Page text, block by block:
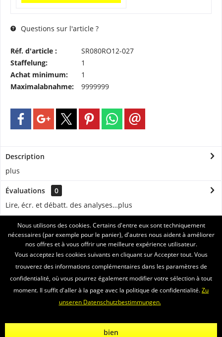
Questions sur l'article ?
Réf. d'article :
SR080RO12-027
Staffelung:
1
Achat minimum:
1
Maximalabnahme:
9999999
Description
plus
Évaluations
0
Lire, écr. et débatt. des analyses…plus
ASSISTANCE
SERVICE
INFORMATIONS
Newsletter Propos nous Vidéos Contact Widerrufsrecht
Nous utilisons des cookies. Certains d'entre eux sont techniquement
nécessaires (par exemple pour le panier), d'autres nous aident à améliorer
nos offres et à vous offrir une meilleure expérience utilisateur.
Vous acceptez les cookies suivants en cliquant sur Accepter tout. Vous
trouverez des informations complémentaires dans les paramètres de
confidentialité, où vous pourrez également modifier votre sélection à tout
moment. Il suffit d'aller à la page avec la politique de confidentialité.Zu
unseren Datenschutzbestimmungen.
bien